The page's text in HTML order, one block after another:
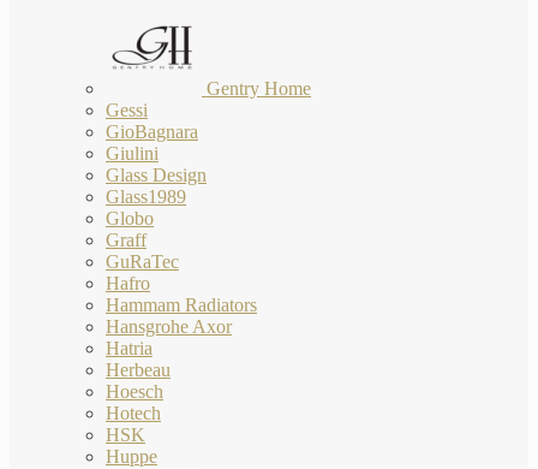
Gentry Home
Gessi
GioBagnara
Giulini
Glass Design
Glass1989
Globo
Graff
GuRaTec
Hafro
Hammam Radiators
Hansgrohe Axor
Hatria
Herbeau
Hoesch
Hotech
HSK
Huppe